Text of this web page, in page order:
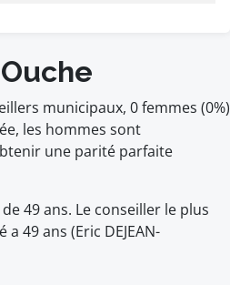
municipaux, 0 femmes (0%)
les hommes sont
une parité parfaite
49 ans. Le conseiller le plus
a 49 ans (Eric DEJEAN-